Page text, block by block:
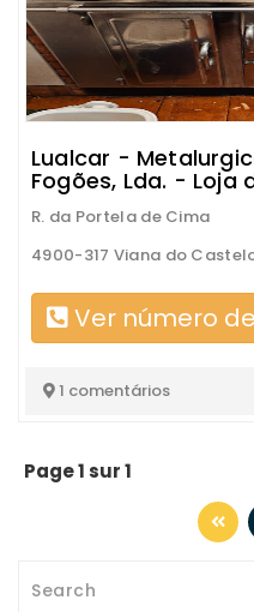
Lualcar -
Fogões, Lda. - Loja
R. da Portela de Cima
4900-317 Viana do
Ver número
1 comentários
Page 1 sur 1